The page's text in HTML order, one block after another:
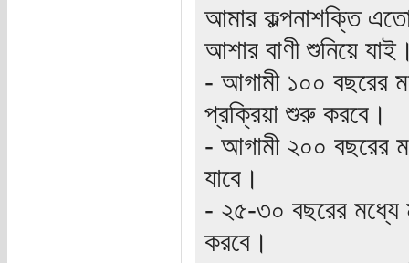
আমার কল্পনাশক্তি
আশার বাণী শুনিয়ে
- আগামী ১০০ বছরের
প্রক্রিয়া শুরু করবে।
- আগামী ২০০ বছরের
যাবে।
- ২৫-৩০ বছরের মধ্যে
করবে।